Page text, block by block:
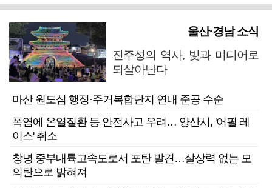
울산·경남 소식
진주성의 역사, 빛과 미디어로
되살아난다
마산 원도심 행정·주거복합단지 연내 준공 수순
폭염에 온열질환 등 안전사고 우려… 양산시, '어필 레
이스' 취소
창녕 중부내륙고속도로서 포탄 발견…살상력 없는 모
의탄으로 밝혀져